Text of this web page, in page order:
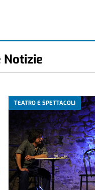
TEATRO E SPETTACOLI